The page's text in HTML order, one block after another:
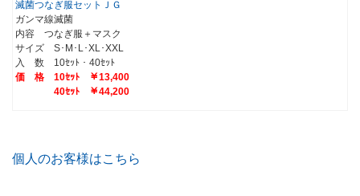
滅菌つなぎ服セットＪＧ
ガンマ線滅菌
内容 つなぎ服＋マスク
サイズ S･M･L･XL･XXL
入 数 10ｾｯﾄ・40ｾｯﾄ
価 格 10ｾｯﾄ ￥13,400
40ｾｯﾄ ￥44,200
個人のお客様はこちら